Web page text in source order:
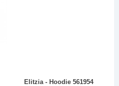
Elitzia - Hoodie 561954